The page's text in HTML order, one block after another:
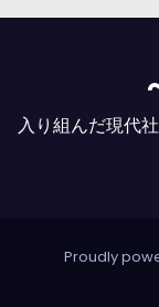
入り組んだ現代
Proudly